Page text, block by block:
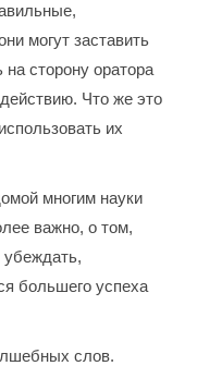
могут заставить
сторону оратора
Что же это
их
многим науки
важно, о том,
убеждать,
большего успеха
слов.